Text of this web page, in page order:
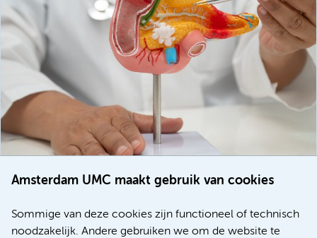
Amsterdam UMC maakt gebruik van cookies
Sommige van deze cookies zijn functioneel of technisch
noodzakelijk. Andere gebruiken we om de website te
voor patiënten met alvleesklierkanker verbeteren